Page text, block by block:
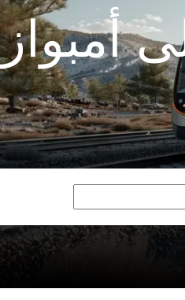
أمبواز